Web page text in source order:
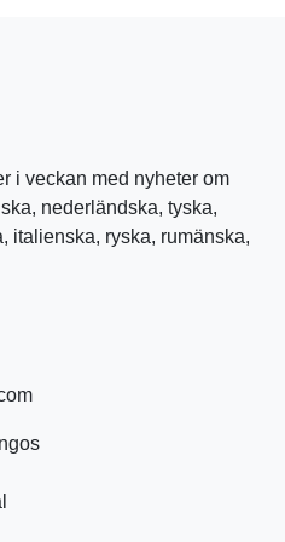
i veckan med nyheter om
nederländska, tyska,
italienska, ryska, rumänska,